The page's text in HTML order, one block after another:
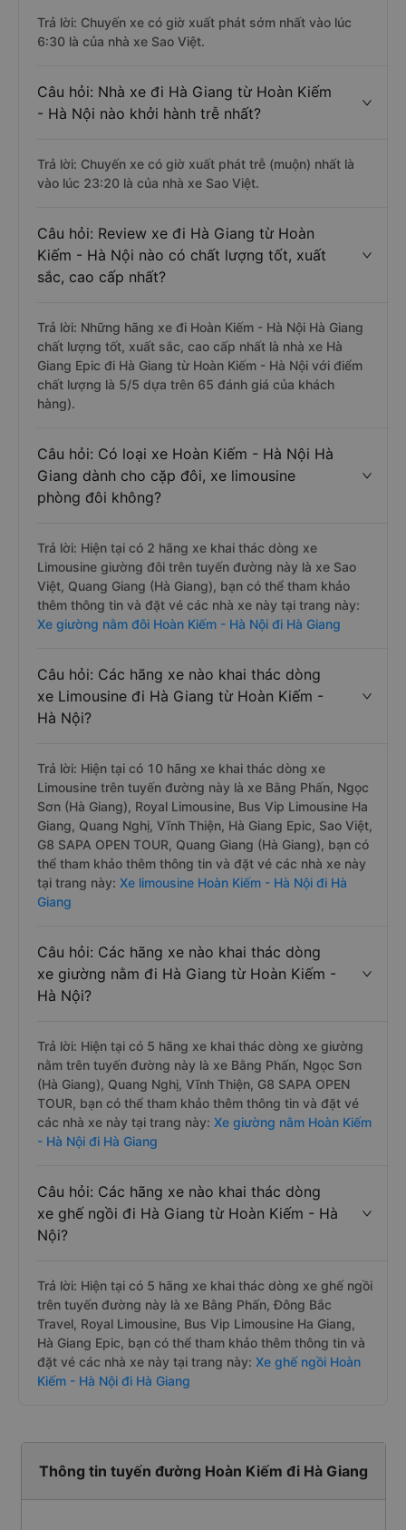
Trả lời: Chuyến xe có giờ xuất phát sớm nhất vào lúc
6:30 là của nhà xe Sao Việt.
Câu hỏi: Nhà xe đi Hà Giang từ Hoàn Kiếm
- Hà Nội nào khởi hành trễ nhất?
Trả lời: Chuyến xe có giờ xuất phát trễ (muộn) nhất là
vào lúc 23:20 là của nhà xe Sao Việt.
Câu hỏi: Review xe đi Hà Giang từ Hoàn
Kiếm - Hà Nội nào có chất lượng tốt, xuất
sắc, cao cấp nhất?
Trả lời: Những hãng xe đi Hoàn Kiếm - Hà Nội Hà Giang
chất lượng tốt, xuất sắc, cao cấp nhất là nhà xe Hà
Giang Epic đi Hà Giang từ Hoàn Kiếm - Hà Nội với điểm
chất lượng là 5/5 dựa trên 65 đánh giá của khách
hàng).
Câu hỏi: Có loại xe Hoàn Kiếm - Hà Nội Hà
Giang dành cho cặp đôi, xe limousine
phòng đôi không?
Trả lời: Hiện tại có 2 hãng xe khai thác dòng xe
Limousine giường đôi trên tuyến đường này là xe Sao
Việt, Quang Giang (Hà Giang), bạn có thể tham khảo
thêm thông tin và đặt vé các nhà xe này tại trang này:
Xe giường nằm đôi Hoàn Kiếm - Hà Nội đi Hà Giang
Câu hỏi: Các hãng xe nào khai thác dòng
xe Limousine đi Hà Giang từ Hoàn Kiếm -
Hà Nội?
Trả lời: Hiện tại có 10 hãng xe khai thác dòng xe
Limousine trên tuyến đường này là xe Bằng Phấn, Ngọc
Sơn (Hà Giang), Royal Limousine, Bus Vip Limousine Ha
Giang, Quang Nghị, Vĩnh Thiện, Hà Giang Epic, Sao Việt,
G8 SAPA OPEN TOUR, Quang Giang (Hà Giang), bạn có
thể tham khảo thêm thông tin và đặt vé các nhà xe này
tại trang này: Xe limousine Hoàn Kiếm - Hà Nội đi Hà
Giang
Câu hỏi: Các hãng xe nào khai thác dòng
xe giường nằm đi Hà Giang từ Hoàn Kiếm -
Hà Nội?
Trả lời: Hiện tại có 5 hãng xe khai thác dòng xe giường
nằm trên tuyến đường này là xe Bằng Phấn, Ngọc Sơn
(Hà Giang), Quang Nghị, Vĩnh Thiện, G8 SAPA OPEN
TOUR, bạn có thể tham khảo thêm thông tin và đặt vé
các nhà xe này tại trang này: Xe giường nằm Hoàn Kiếm
- Hà Nội đi Hà Giang
Câu hỏi: Các hãng xe nào khai thác dòng
xe ghế ngồi đi Hà Giang từ Hoàn Kiếm - Hà
Nội?
Trả lời: Hiện tại có 5 hãng xe khai thác dòng xe ghế ngồi
trên tuyến đường này là xe Bằng Phấn, Đông Bắc
Travel, Royal Limousine, Bus Vip Limousine Ha Giang,
Hà Giang Epic, bạn có thể tham khảo thêm thông tin và
đặt vé các nhà xe này tại trang này: Xe ghế ngồi Hoàn
Kiếm - Hà Nội đi Hà Giang
Thông tin tuyến đường Hoàn Kiếm đi Hà Giang